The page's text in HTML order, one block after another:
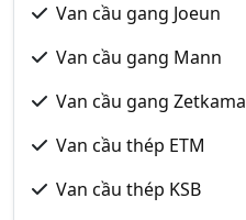
Van cầu gang Joeun
Van cầu gang Mann
Van cầu gang Zetkama
Van cầu thép ETM
Van cầu thép KSB